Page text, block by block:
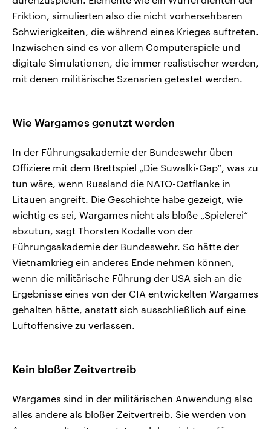
Friktion, simulierten also die nicht vorhersehbaren
Schwierigkeiten, die während eines Krieges auftreten.
Inzwischen sind es vor allem Computerspiele und
digitale Simulationen, die immer realistischer werden,
mit denen militärische Szenarien getestet werden.
Wie Wargames genutzt werden
In der Führungsakademie der Bundeswehr üben
Offiziere mit dem Brettspiel „Die Suwalki-Gap“, was zu
tun wäre, wenn Russland die NATO-Ostflanke in
Litauen angreift. Die Geschichte habe gezeigt, wie
wichtig es sei, Wargames nicht als bloße „Spielerei“
abzutun, sagt Thorsten Kodalle von der
Führungsakademie der Bundeswehr. So hätte der
Vietnamkrieg ein anderes Ende nehmen können,
wenn die militärische Führung der USA sich an die
Ergebnisse eines von der CIA entwickelten Wargames
gehalten hätte, anstatt sich ausschließlich auf eine
Luftoffensive zu verlassen.
Kein bloßer Zeitvertreib
Wargames sind in der militärischen Anwendung also
alles andere als bloßer Zeitvertreib. Sie werden von